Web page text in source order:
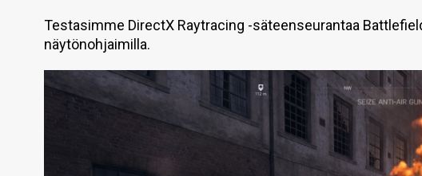
Testasimme DirectX Raytracing -säteenseurantaa
näytönohjaimilla.